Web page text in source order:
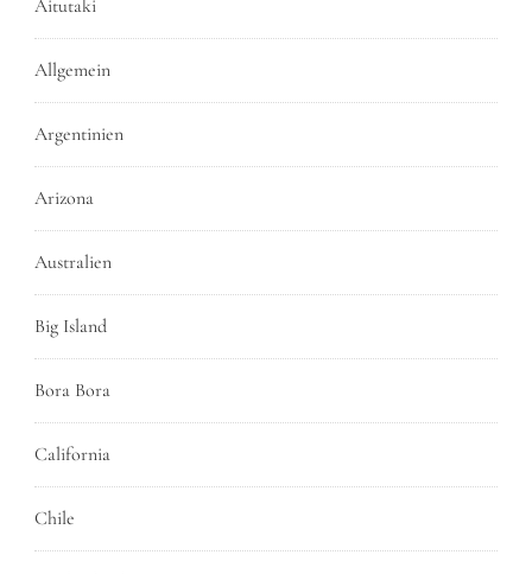
Aitutaki
Allgemein
Argentinien
Arizona
Australien
Big Island
Bora Bora
California
Chile